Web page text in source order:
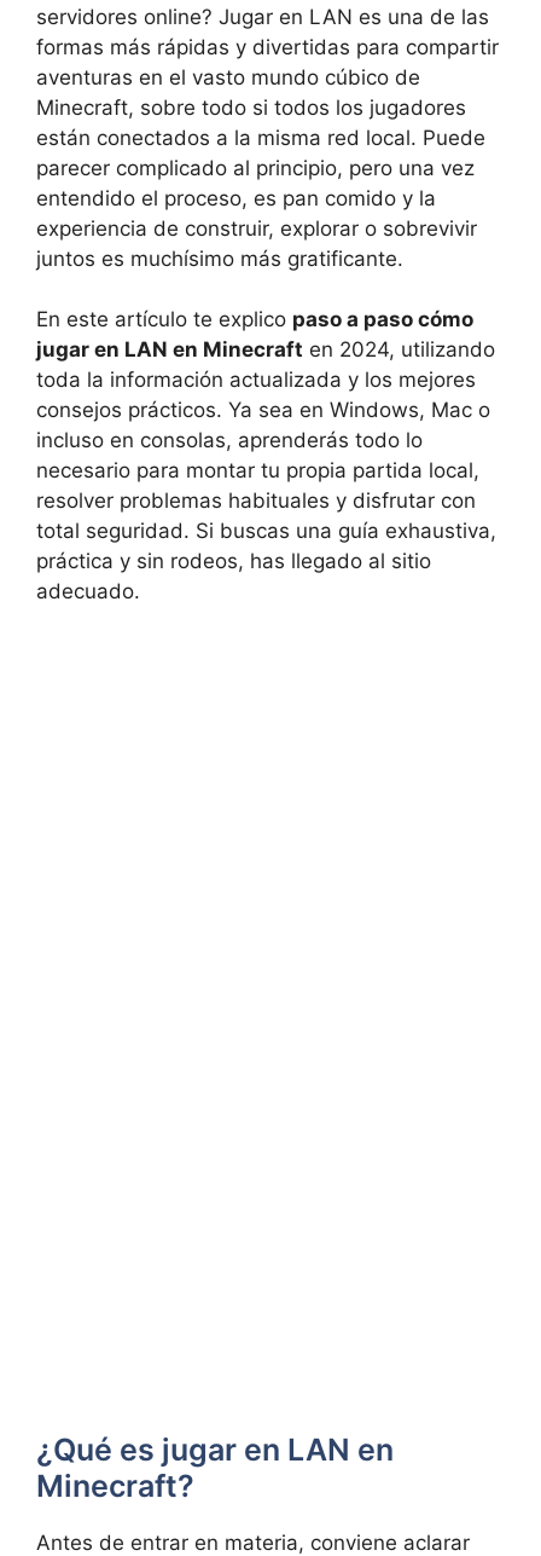
servidores online? Jugar en LAN es una de las
formas más rápidas y divertidas para compartir
aventuras en el vasto mundo cúbico de
Minecraft, sobre todo si todos los jugadores
están conectados a la misma red local. Puede
parecer complicado al principio, pero una vez
entendido el proceso, es pan comido y la
experiencia de construir, explorar o sobrevivir
juntos es muchísimo más gratificante.
En este artículo te explico paso a paso cómo
jugar en LAN en Minecraft en 2024, utilizando
toda la información actualizada y los mejores
consejos prácticos. Ya sea en Windows, Mac o
incluso en consolas, aprenderás todo lo
necesario para montar tu propia partida local,
resolver problemas habituales y disfrutar con
total seguridad. Si buscas una guía exhaustiva,
práctica y sin rodeos, has llegado al sitio
adecuado.
¿Qué es jugar en LAN en
Minecraft?
Antes de entrar en materia, conviene aclarar